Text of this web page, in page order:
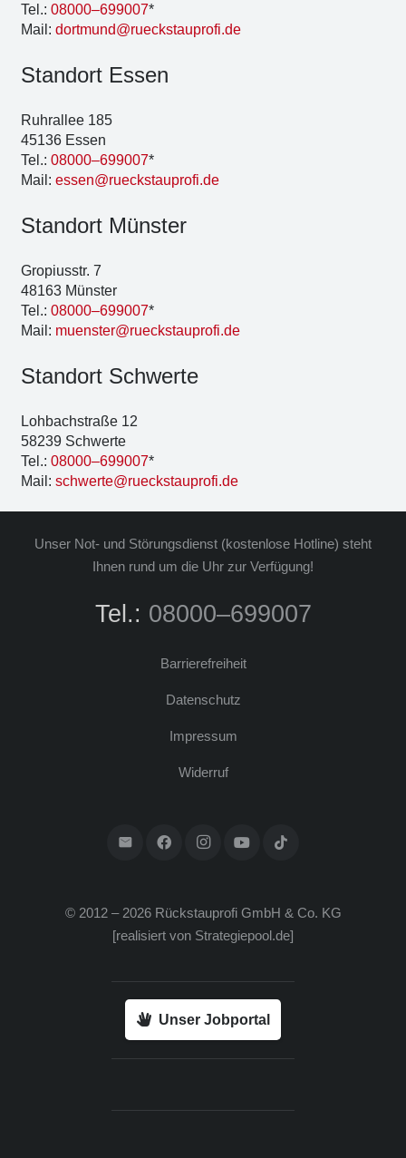
Tel.: 08000–699007*
Mail: dortmund@rueckstauprofi.de
Stand­ort Essen
Ruhr­al­lee 185
45136 Essen
Tel.: 08000–699007*
Mail: essen@rueckstauprofi.de
Stand­ort Müns­ter
Gro­pi­us­str. 7
48163 Müns­ter
Tel.: 08000–699007*
Mail: muenster@rueckstauprofi.de
Stand­ort Schwer­te
Loh­bach­stra­ße 12
58239 Schwer­te
Tel.: 08000–699007*
Mail: schwerte@rueckstauprofi.de
Unser Not- und Stö­rungs­dienst (kos­ten­lo­se Hot­line) steht
Ihnen rund um die Uhr zur Ver­fü­gung!
Tel.: 08000–699007
Bar­rie­re­frei­heit
Daten­schutz
Impres­sum
Wider­ruf
© 2012 – 2026 Rück­stau­pro­fi GmbH & Co. KG
[rea­li­siert von Strategiepool.de]
Unser Jobportal